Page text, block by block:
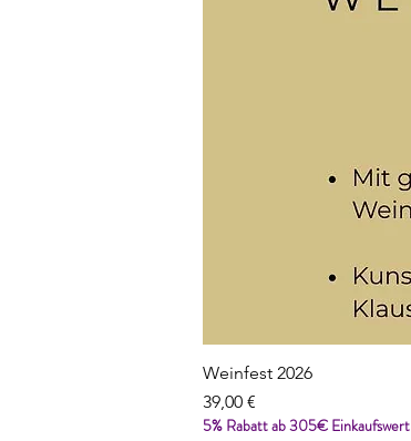
Weinfest 2026
Preis
39,00 €
5% Rabatt ab 305€ Einkaufswert